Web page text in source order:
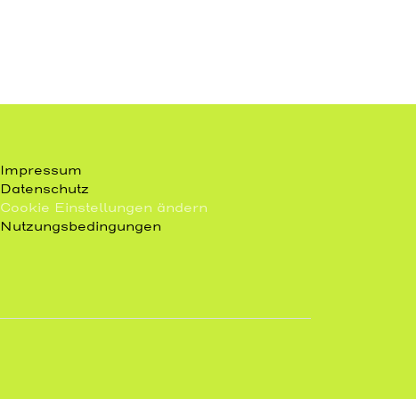
Impressum
Datenschutz
Cookie Einstellungen ändern
Nutzungsbedingungen